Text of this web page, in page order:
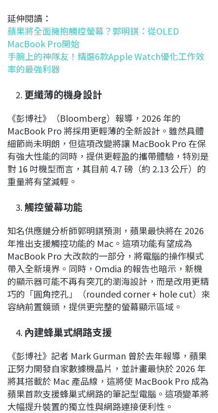
延伸閱讀：
蘋果將全面擁抱觸控螢幕？郭明錤：從OLED
MacBook Pro開始
手腕上的神隊友！精選6款Apple Watch優化工作效
率的最強利器
更纖薄的機身設計
《彭博社》（Bloomberg）報導，2026 年的
MacBook Pro 將採用更輕薄的全新設計。雖然具體
細節尚未明朗，但這項改變將讓 MacBook Pro 在保
有強大性能的同時，提供更輕盈的攜帶體驗，特別是
對 16 吋機型而言，其目前 4.7 磅（約 2.13 公斤）的
重量將有望減輕。
觸控螢幕功能
知名供應鏈分析師郭明錤預測，蘋果最快將在 2026
年推出支援觸控功能的 Mac。這項功能有望成為
MacBook Pro 大改款的一部分，將電腦的操作模式
帶入全新境界。同時，Omdia 的報告也暗示，新機
的顯示器可能不再有突兀的瀏海設計，而是改用更精
巧的「圓角挖孔」（rounded corner + hole cut）來
容納前置鏡頭，提供更完整的螢幕顯示區域。
內建蜂巢式網路支援
《彭博社》記者 Mark Gurman 曾於去年報導，蘋果
正努力開發自家數據機晶片，並計畫最快於 2026 年
將其搭載於 Mac 產品線，這將使 MacBook Pro 成為
蘋果首款支援蜂巢式網路的筆記型電腦。這項變革將
大幅提升裝置的獨立性與網路連接便利性。